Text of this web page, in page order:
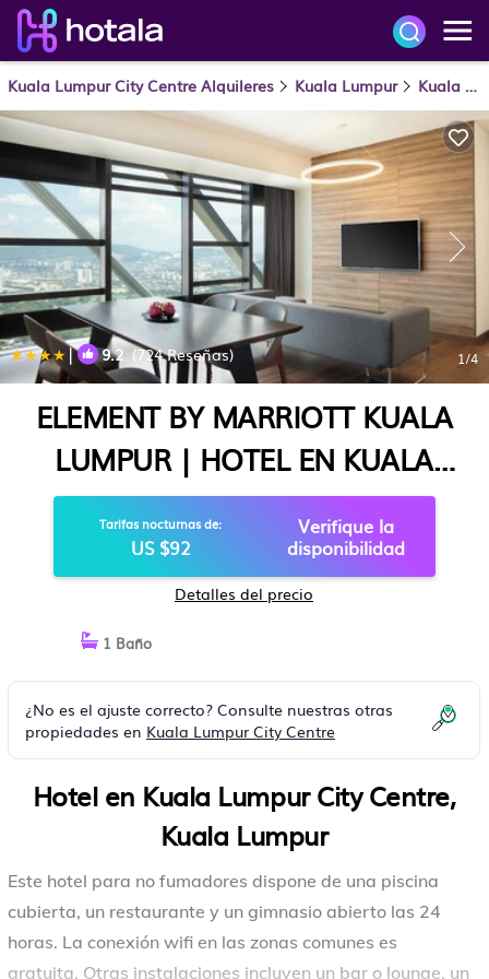
Kuala Lumpur City Centre Alquileres Kuala Lumpur Kuala Lumpur City Centre
| 9.2 (724 Reseñas) 1/4
ELEMENT BY MARRIOTT KUALA
LUMPUR | HOTEL EN KUALA
LUMPUR
Tarifas nocturnas de:
US $92
Verifique la
disponibilidad
Detalles del precio
1 Baño
¿No es el ajuste correcto? Consulte nuestras otras
propiedades en Kuala Lumpur City Centre
Hotel en Kuala Lumpur City Centre,
Kuala Lumpur
Este hotel para no fumadores dispone de una piscina
cubierta, un restaurante y un gimnasio abierto las 24
horas. La conexión wifi en las zonas comunes es
gratuita. Otras instalaciones incluyen un bar o lounge, un